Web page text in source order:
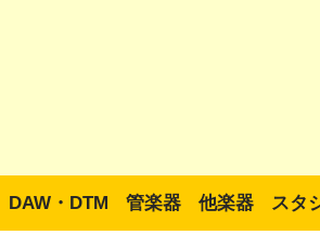
DAW・DTM 管楽器 他楽器 スタ